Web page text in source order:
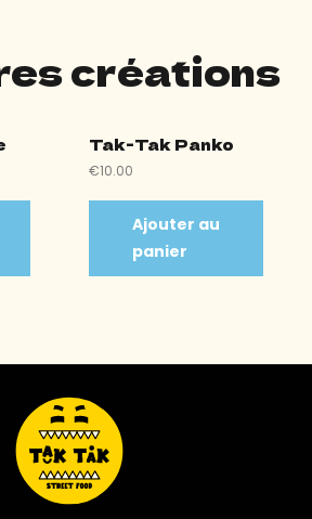
créations
Tak-Tak Panko
€10.00
Ajouter au
panier